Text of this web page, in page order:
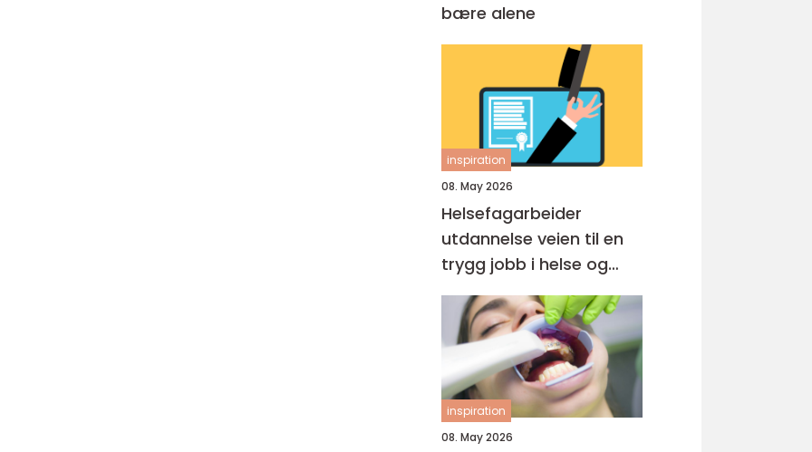
bære alene
inspiration
08. May 2026
Helsefagarbeider
utdannelse veien til en
trygg jobb i helse og
omsorg
inspiration
08. May 2026